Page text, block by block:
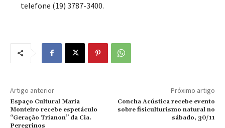
telefone (19) 3787-3400.
Artigo anterior
Espaço Cultural Maria
Monteiro recebe espetáculo
“Geração Trianon” da Cia.
Peregrinos
Próximo artigo
Concha Acústica recebe evento
sobre fisiculturismo natural no
sábado, 30/11